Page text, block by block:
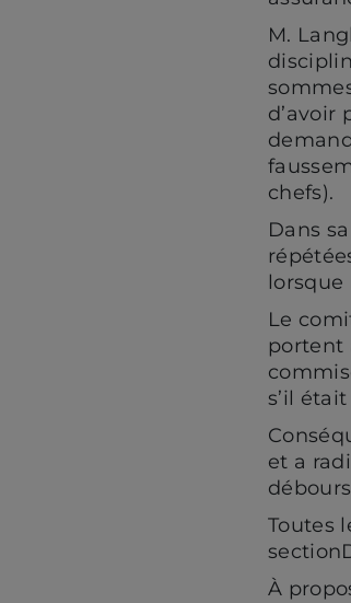
M.
d’avoir
chefs).
Dans
lorsque
Le
portent
s’il
et a
Toutes
À